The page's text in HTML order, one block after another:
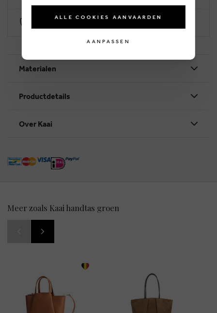
Materialen
Productdetails
Over Kaai
Meer zoals Kaai handtas groen
ALLE COOKIES AANVAARDEN
AANPASSEN